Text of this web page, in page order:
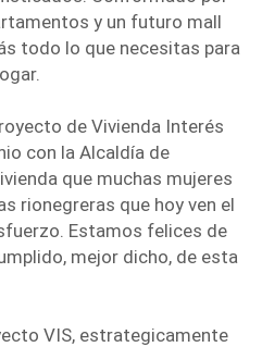
y un futuro mall
todo lo que necesitas para
de Vivienda Interés
con la Alcaldía de
que muchas mujeres
rionegreras que hoy ven el
Estamos felices de
mejor dicho, de esta
VIS, estrategicamente